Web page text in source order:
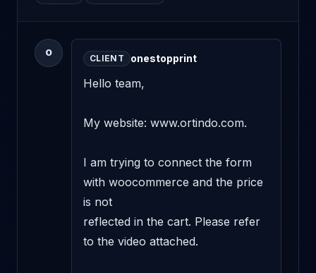
O
CLIENT onestopprint
Hello team,
My website: www.ortindo.com.
I am trying to connect the form
with woocommerce and the price
is not
reflected in the cart. Please refer
to the video attached.